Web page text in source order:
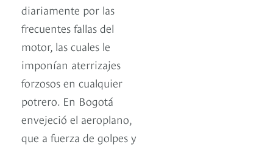
diariamente por las
frecuentes fallas del
motor, las cuales le
imponían aterrizajes
forzosos en cualquier
potrero. En Bogotá
envejeció el aeroplano,
que a fuerza de golpes y